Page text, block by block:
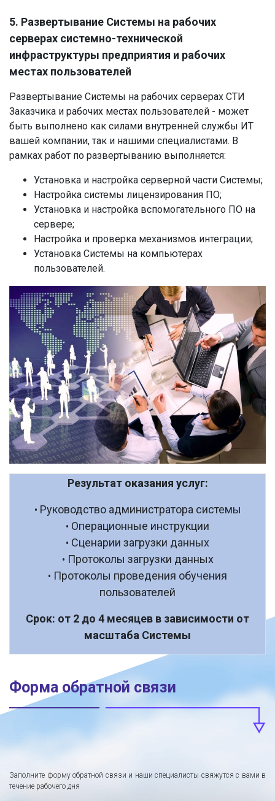
5. Развертывание Системы на рабочих
серверах системно-технической
инфраструктуры предприятия и рабочих
местах пользователей
Развертывание Системы на рабочих серверах СТИ
Заказчика и рабочих местах пользователей - может
быть выполнено как силами внутренней службы ИТ
вашей компании, так и нашими специалистами. В
рамках работ по развертыванию выполняется:
Установка и настройка серверной части Системы;
Настройка системы лицензирования ПО;
Установка и настройка вспомогательного ПО на
сервере;
Настройка и проверка механизмов интеграции;
Установка Системы на компьютерах
пользователей.
Результат оказания услуг:
• Руководство администратора системы
• Операционные инструкции
• Сценарии загрузки данных
• Протоколы загрузки данных
• Протоколы проведения обучения
пользователей
Срок: от 2 до 4 месяцев в зависимости от
масштаба Системы
Форма обратной связи
Заполните форму обратной связи и наши специалисты свяжутся с вами в
течение рабочего дня